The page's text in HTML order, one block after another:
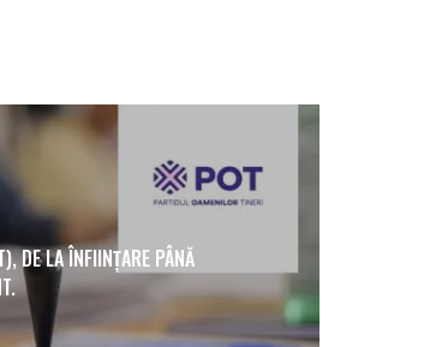
DE LA ÎNFIINȚARE PÂNĂ